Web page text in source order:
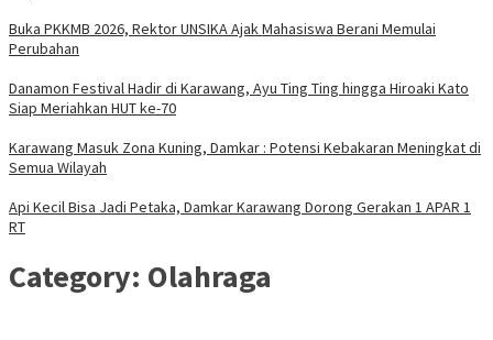
Buka PKKMB 2026, Rektor UNSIKA Ajak Mahasiswa Berani Memulai
Perubahan
Danamon Festival Hadir di Karawang, Ayu Ting Ting hingga Hiroaki Kato
Siap Meriahkan HUT ke-70
Karawang Masuk Zona Kuning, Damkar : Potensi Kebakaran Meningkat di
Semua Wilayah
Api Kecil Bisa Jadi Petaka, Damkar Karawang Dorong Gerakan 1 APAR 1
RT
Category: Olahraga